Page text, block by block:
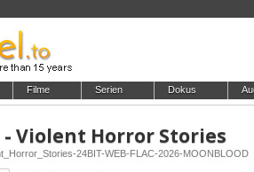
Filme Serien Dokus
Violent Horror Stories
24BIT-WEB-FLAC-2026-MOONBLOOD